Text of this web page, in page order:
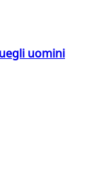
uomini